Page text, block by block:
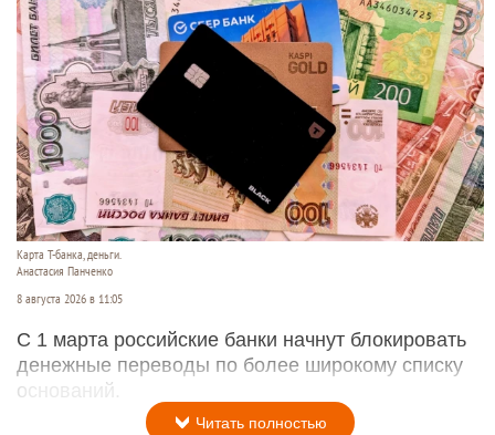
Карта Т-банка, деньги.
Анастасия Панченко
8 августа 2026 в 11:05
С 1 марта российские банки начнут блокировать
денежные переводы по более широкому списку
оснований.
Читать полностью